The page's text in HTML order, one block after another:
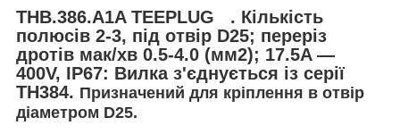
THB.386.A1A TEEPLUG . Кількість
полюсів 2-3, під отвір D25; переріз
дротів мак/хв 0.5-4.0 (мм2); 17.5A —
400V, IP67: Вилка з'єднується із серії
TH384. Призначений для кріплення в отвір
діаметром D25.